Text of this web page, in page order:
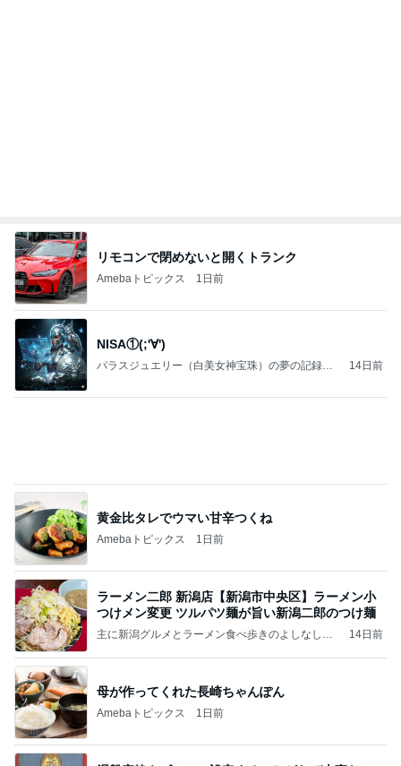
リモコンで閉めないと開くトランク
Amebaトピックス 1日前
NISA①(;'∀')
パラスジュエリー（白美女神宝珠）の夢の記録
14日前
黄金比タレでウマい甘辛つくね
Amebaトピックス 1日前
ラーメン二郎 新潟店【新潟市中央区】ラーメン小
つけメン変更 ツルパツ麺が旨い新潟二郎のつけ麺
主に新潟グルメとラーメン食べ歩きのよしなしご
14日前
母が作ってくれた長崎ちゃんぽん
Amebaトピックス 1日前